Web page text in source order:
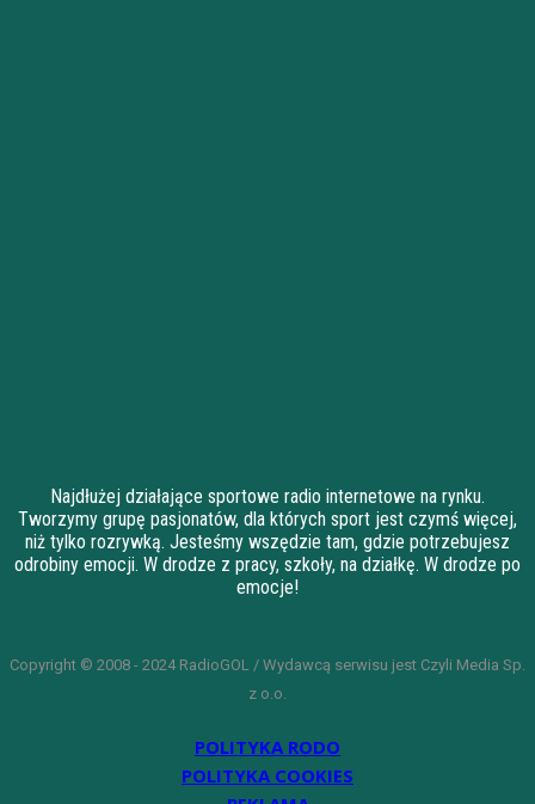
Najdłużej działające sportowe radio internetowe na rynku.
Tworzymy grupę pasjonatów, dla których sport jest czymś więcej,
niż tylko rozrywką. Jesteśmy wszędzie tam, gdzie potrzebujesz
odrobiny emocji. W drodze z pracy, szkoły, na działkę. W drodze po
emocje!
Copyright © 2008 - 2024 RadioGOL / Wydawcą serwisu jest Czyli Media Sp.
z o.o.
POLITYKA RODO
POLITYKA COOKIES